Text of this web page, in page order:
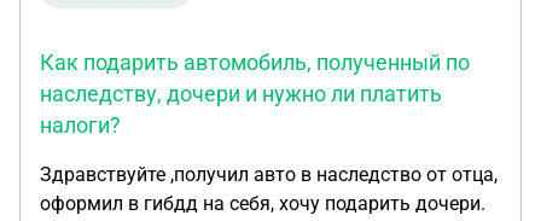
Как подарить автомобиль, полученный по
наследству, дочери и нужно ли платить
налоги?
Здравствуйте ,получил авто в наследство от отца,
оформил в гибдд на себя, хочу подарить дочери.